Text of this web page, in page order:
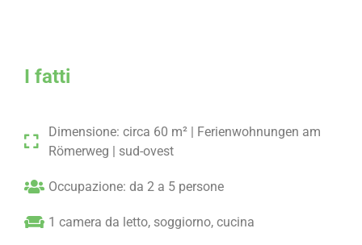
I fatti
Dimensione: circa 60 m² | Ferienwohnungen am
Römerweg | sud-ovest
Occupazione: da 2 a 5 persone
1 camera da letto, soggiorno, cucina